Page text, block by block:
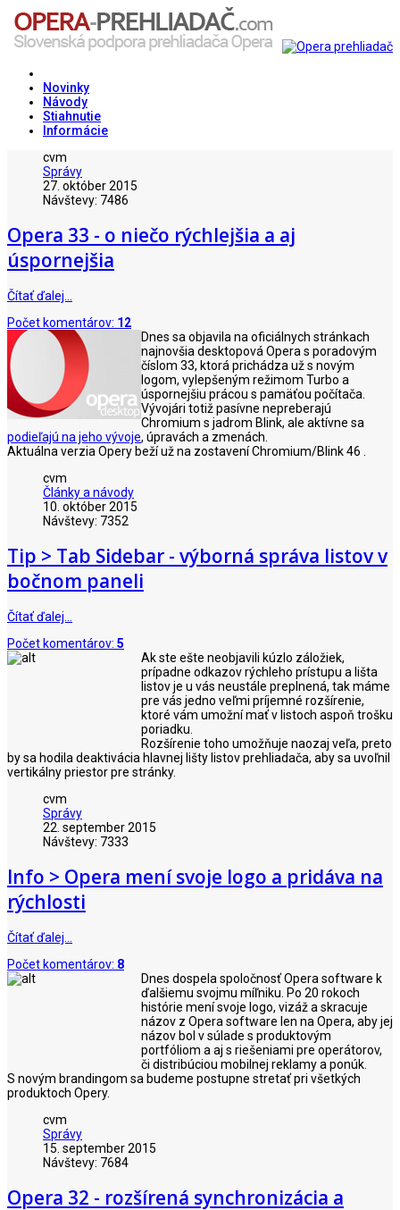
Novinky
Návody
Stiahnutie
Informácie
cvm
Správy
27. október 2015
Návštevy: 7486
Opera 33 - o niečo rýchlejšia a aj
úspornejšia
Čítať ďalej…
Počet komentárov: 12
Dnes sa objavila na oficiálnych stránkach
najnovšia desktopová Opera s poradovým
číslom 33, ktorá prichádza už s novým
logom, vylepšeným režimom Turbo a
úspornejšiu prácou s pamäťou počítača.
Vývojári totiž pasívne nepreberajú
Chromium s jadrom Blink, ale aktívne sa
podieľajú na jeho vývoje, úpravách a zmenách.
Aktuálna verzia Opery beží už na zostavení Chromium/Blink 46 .
cvm
Články a návody
10. október 2015
Návštevy: 7352
Tip > Tab Sidebar - výborná správa listov v
bočnom paneli
Čítať ďalej…
Počet komentárov: 5
Ak ste ešte neobjavili kúzlo záložiek,
prípadne odkazov rýchleho prístupu a lišta
listov je u vás neustále preplnená, tak máme
pre vás jedno veľmi príjemné rozšírenie,
ktoré vám umožní mať v listoch aspoň trošku
poriadku.
Rozšírenie toho umožňuje naozaj veľa, preto
by sa hodila deaktivácia hlavnej lišty listov prehliadača, aby sa uvoľnil
vertikálny priestor pre stránky.
cvm
Správy
22. september 2015
Návštevy: 7333
Info > Opera mení svoje logo a pridáva na
rýchlosti
Čítať ďalej…
Počet komentárov: 8
Dnes dospela spoločnosť Opera software k
ďalšiemu svojmu míľniku. Po 20 rokoch
histórie mení svoje logo, vizáž a skracuje
názov z Opera software len na Opera, aby jej
názov bol v súlade s produktovým
portfóliom a aj s riešeniami pre operátorov,
či distribúciou mobilnej reklamy a ponúk.
S novým brandingom sa budeme postupne stretať pri všetkých
produktoch Opery.
cvm
Správy
15. september 2015
Návštevy: 7684
Opera 32 - rozšírená synchronizácia a